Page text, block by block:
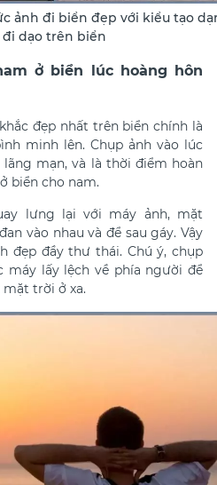
ảnh đi biển đẹp với kiểu tạo
đi dạo trên biển
ở biển lúc hoàng hôn
đẹp nhất trên biển chính là
minh lên. Chụp ảnh vào lúc
mạn, và là thời điểm hoàn
biển cho nam.
lưng lại với máy ảnh, mặt
vào nhau và để sau gáy. Vậy
đẹp đầy thư thái. Chú ý, chụp
máy lấy lệch về phía người để
mặt trời ở xa.